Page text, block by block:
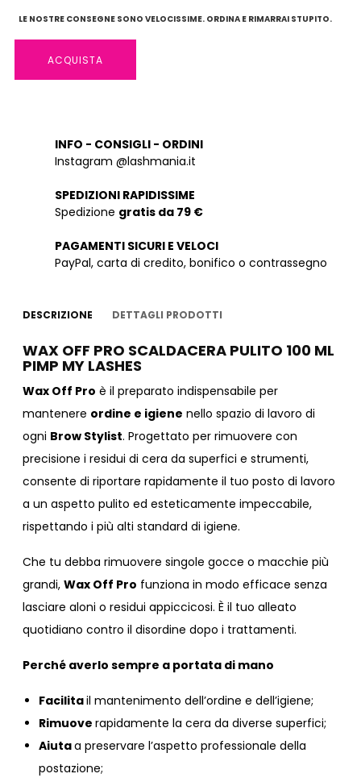
LE NOSTRE CONSEGNE SONO VELOCISSIME. ORDINA E RIMARRAI STUPITO.
ACQUISTA
INFO - CONSIGLI - ORDINI
Instagram @lashmania.it
SPEDIZIONI RAPIDISSIME
Spedizione gratis da 79 €
PAGAMENTI SICURI E VELOCI
PayPal, carta di credito, bonifico o contrassegno
DESCRIZIONE DETTAGLI PRODOTTI
WAX OFF PRO SCALDACERA PULITO 100 ML
PIMP MY LASHES
Wax Off Pro è il preparato indispensabile per
mantenere ordine e igiene nello spazio di lavoro di
ogni Brow Stylist. Progettato per rimuovere con
precisione i residui di cera da superfici e strumenti,
consente di riportare rapidamente il tuo posto di lavoro
a un aspetto pulito ed esteticamente impeccabile,
rispettando i più alti standard di igiene.
Che tu debba rimuovere singole gocce o macchie più
grandi, Wax Off Pro funziona in modo efficace senza
lasciare aloni o residui appiccicosi. È il tuo alleato
quotidiano contro il disordine dopo i trattamenti.
Perché averlo sempre a portata di mano
Facilitail mantenimento dell’ordine e dell’igiene;
Rimuove rapidamente la cera da diverse superfici;
Aiutaa preservare l’aspetto professionale della
postazione;